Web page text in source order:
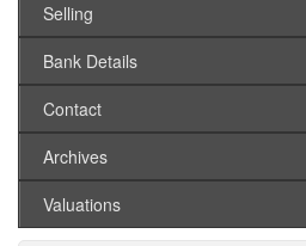
Selling
Bank Details
Contact
Archives
Valuations